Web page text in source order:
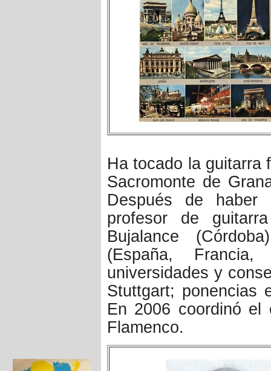
Ha tocado la guitarra
Sacromonte de
Después de haber
profesor de
Bujalance
(España,
universidades y
Stuttgart; ponencias
En 2006 coordinó el
Flamenco.